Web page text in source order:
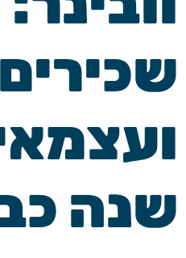
שכירים
שנה